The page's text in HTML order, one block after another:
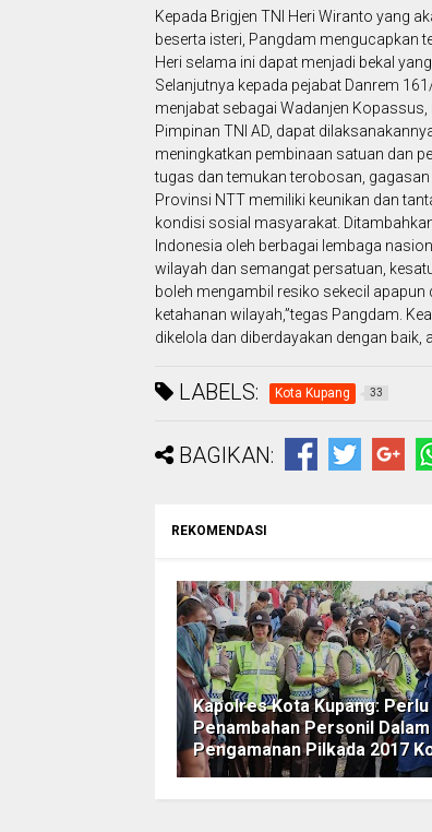
Kepada Brigjen TNI Heri Wiranto yang
beserta isteri, Pangdam mengucapkan
Heri selama ini dapat menjadi bekal
Selanjutnya kepada pejabat Danrem
menjabat sebagai Wadanjen
Pimpinan TNI AD, dapat
meningkatkan pembinaan satuan dan
tugas dan temukan terobosan,
Provinsi NTT memiliki keunikan dan
kondisi sosial masyarakat.
Indonesia oleh berbagai lembaga
wilayah dan semangat persatuan,
boleh mengambil resiko sekecil
ketahanan wilayah,”tegas Pangdam.
dikelola dan diberdayakan dengan
LABELS: Kota Kupang 33
BAGIKAN:
REKOMENDASI
Kapolres Kota Kupang: Perlu
Penambahan Personil
Pengamanan Pilkada 2017